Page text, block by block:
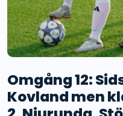
Omgång 12:
Kovland men